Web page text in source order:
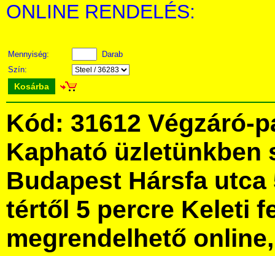
ONLINE RENDELÉS:
Mennyiség:
Darab
Szín:
Kosárba
Kód: 31612 Végzáró-
Kapható üzletünkben
Budapest Hársfa utca
tértől 5 percre Keleti
megrendelhető